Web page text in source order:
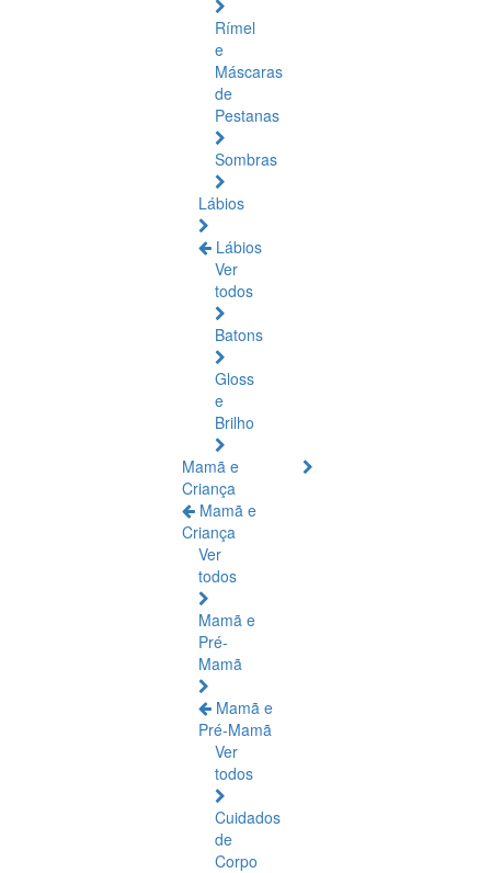
Rímel
e
Máscaras
de
Pestanas
Sombras
Lábios
Lábios
Ver
todos
Batons
Gloss
e
Brilho
Mamã e
Criança
Mamã e
Criança
Ver
todos
Mamã e
Pré-
Mamã
Mamã e
Pré-Mamã
Ver
todos
Cuidados
de
Corpo